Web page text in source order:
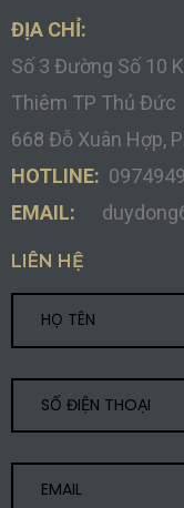
ĐỊA CHỈ:
Số 3 Đường Số 10
Thiêm TP Thủ Đức
668 Đỗ Xuân Hợp,
HOTLINE:
EMAIL:
LIÊN HỆ